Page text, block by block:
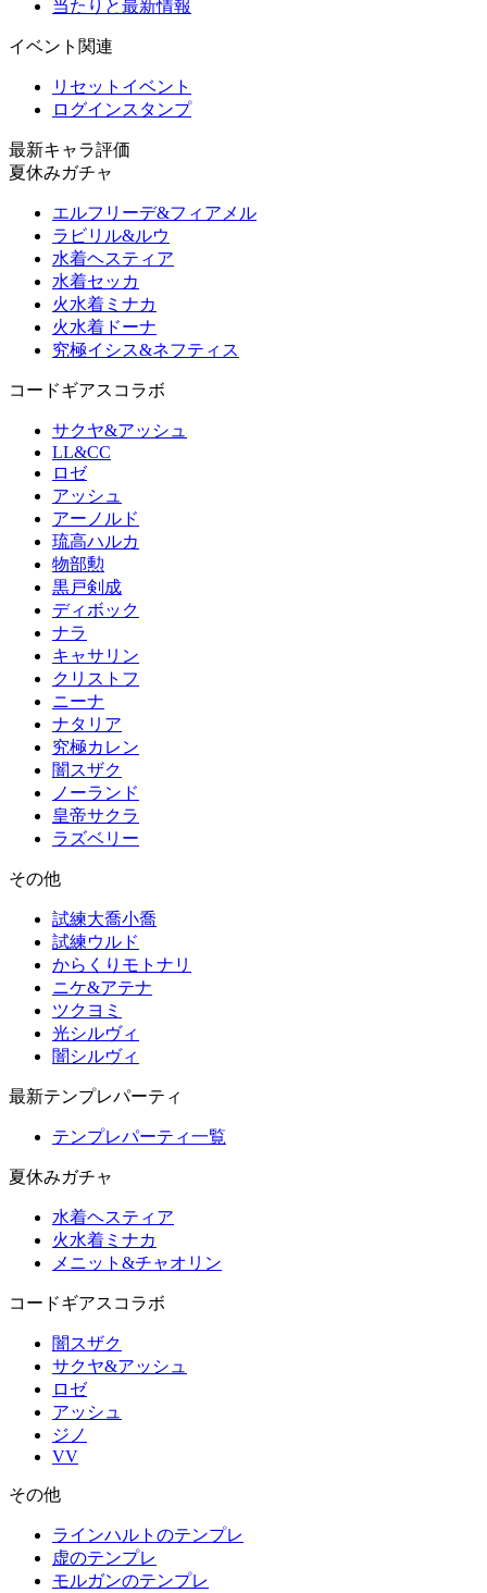
当たりと最新情報
イベント関連
リセットイベント
ログインスタンプ
最新キャラ評価
夏休みガチャ
エルフリーデ&フィアメル
ラビリル&ルウ
水着ヘスティア
水着セッカ
火水着ミナカ
火水着ドーナ
究極イシス&ネフティス
コードギアスコラボ
サクヤ&アッシュ
LL&CC
ロゼ
アッシュ
アーノルド
琉高ハルカ
物部勲
黒戸剣成
ディボック
ナラ
キャサリン
クリストフ
ニーナ
ナタリア
究極カレン
闇スザク
ノーランド
皇帝サクラ
ラズベリー
その他
試練大喬小喬
試練ウルド
からくりモトナリ
ニケ&アテナ
ツクヨミ
光シルヴィ
闇シルヴィ
最新テンプレパーティ
テンプレパーティ一覧
夏休みガチャ
水着ヘスティア
火水着ミナカ
メニット&チャオリン
コードギアスコラボ
闇スザク
サクヤ&アッシュ
ロゼ
アッシュ
ジノ
VV
その他
ラインハルトのテンプレ
虚のテンプレ
モルガンのテンプレ